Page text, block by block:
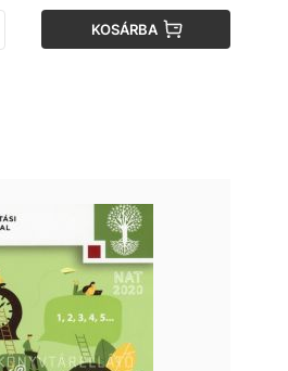
KOSÁRBA